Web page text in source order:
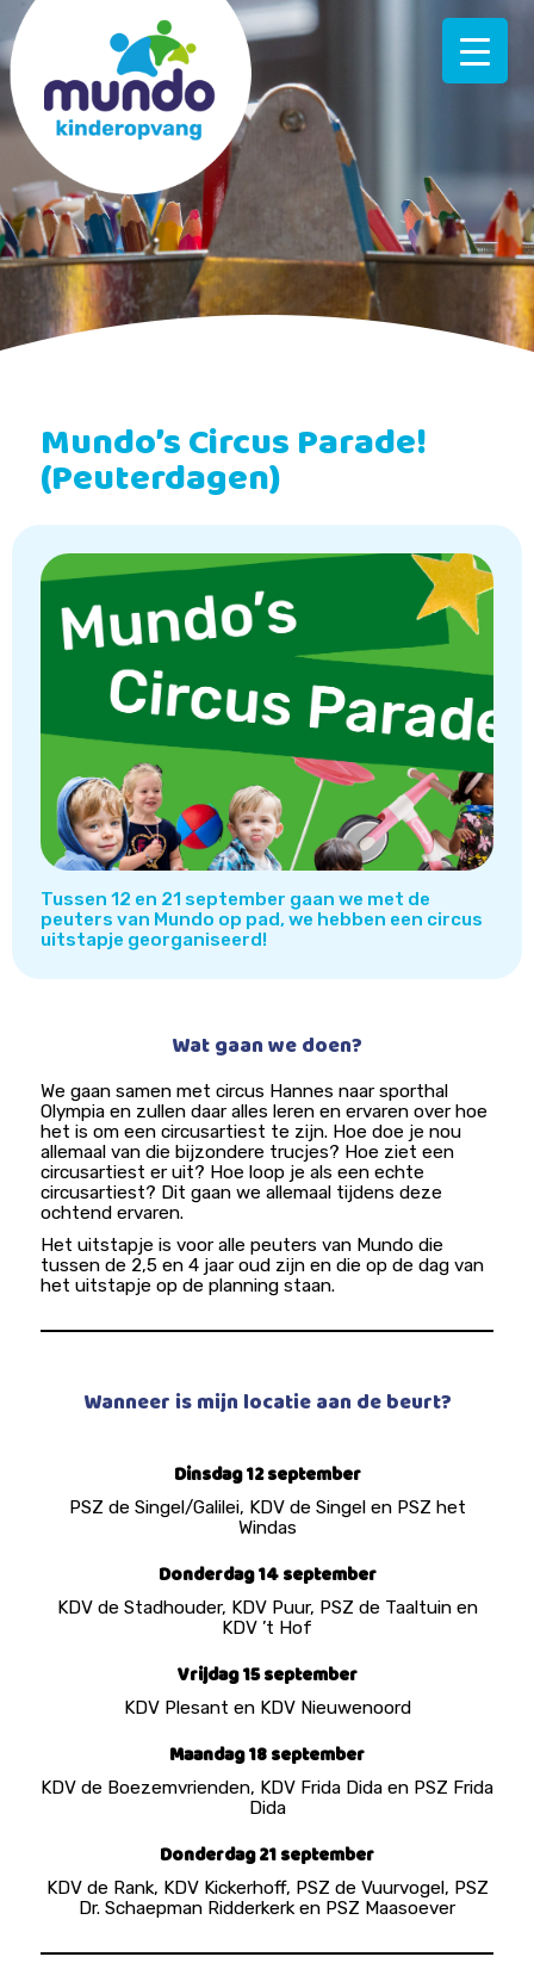
Mundo’s Circus Parade!
(Peuterdagen)
Tussen 12 en 21 september gaan we met de
peuters van Mundo op pad, we hebben een circus
uitstapje georganiseerd!
Wat gaan we doen?
We gaan samen met circus Hannes naar sporthal
Olympia en zullen daar alles leren en ervaren over hoe
het is om een circusartiest te zijn. Hoe doe je nou
allemaal van die bijzondere trucjes? Hoe ziet een
circusartiest er uit? Hoe loop je als een echte
circusartiest? Dit gaan we allemaal tijdens deze
ochtend ervaren.
Het uitstapje is voor alle peuters van Mundo die
tussen de 2,5 en 4 jaar oud zijn en die op de dag van
het uitstapje op de planning staan.
Wanneer is mijn locatie aan de beurt?
Dinsdag 12 september
PSZ de Singel/Galilei, KDV de Singel en PSZ het
Windas
Donderdag 14 september
KDV de Stadhouder, KDV Puur, PSZ de Taaltuin en
KDV ’t Hof
Vrijdag 15 september
KDV Plesant en KDV Nieuwenoord
Maandag 18 september
KDV de Boezemvrienden, KDV Frida Dida en PSZ Frida
Dida
Donderdag 21 september
KDV de Rank, KDV Kickerhoff, PSZ de Vuurvogel, PSZ
Dr. Schaepman Ridderkerk en PSZ Maasoever